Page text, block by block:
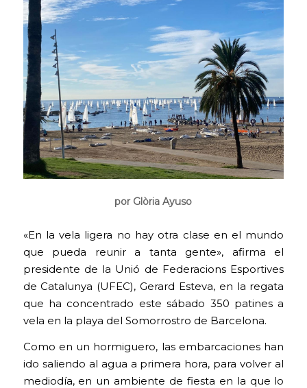
por Glòria Ayuso
«En la vela ligera no hay otra clase en el mundo
que pueda reunir a tanta gente», afirma el
presidente de la Unió de Federacions Esportives
de Catalunya (UFEC), Gerard Esteva, en la regata
que ha concentrado este sábado 350 patines a
vela en la playa del Somorrostro de Barcelona.
Como en un hormiguero, las embarcaciones han
ido saliendo al agua a primera hora, para volver al
mediodía, en un ambiente de fiesta en la que lo